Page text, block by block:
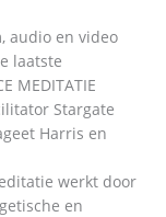
audio en video
laatste
MEDITATIE
Stargate
Harris en
werkt door
en